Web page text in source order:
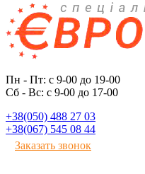
Пн - Пт: с 9-00 до 19-00
Сб - Вс: с 9-00 до 17-00
+38(050) 488 27 03
+38(067) 545 08 44
Заказать звонок